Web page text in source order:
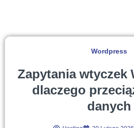
Wordpress
Zapytania wtyczek
dlaczego
danych